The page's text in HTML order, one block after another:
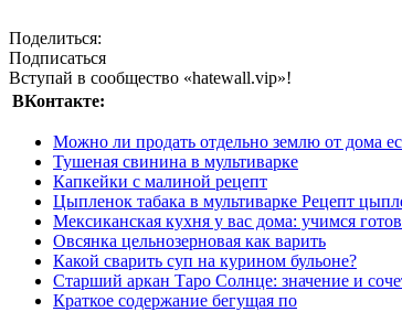
Поделиться:
Подписаться
Вступай в сообщество «hatewall.vip»!
ВКонтакте:
Можно ли продать отдельно землю от дома
Тушеная свинина в мультиварке
Капкейки с малиной рецепт
Цыпленок табака в мультиварке Рецепт
Мексиканская кухня у вас дома: учимся
Овсянка цельнозерновая как варить
Какой сварить суп на курином бульоне?
Старший аркан Таро Солнце: значение и
Краткое содержание бегущая по